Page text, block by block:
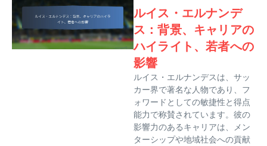
ルイス・エルナンデ
ス：背景、キャリアの
ハイライト、若者への
影響
ルイス・エルナンデスは、サッ
カー界で著名な人物であり、フ
ォワードとしての敏捷性と得点
能力で称賛されています。彼の
影響力のあるキャリアは、メン
ターシップや地域社会への貢献